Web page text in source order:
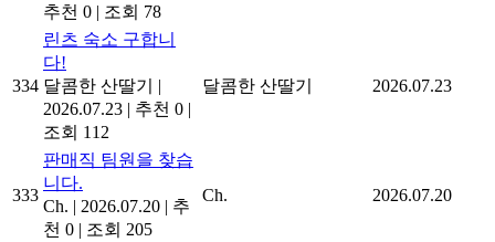
추천 0 | 조회 78
334
린츠 숙소 구합니
다!
달콤한 산딸기
|
2026.07.23 | 추천 0 |
조회 112
달콤한 산딸기 2026.07.23
333
판매직 팀원을 찾습
니다.
Ch. | 2026.07.20 | 추
천 0 | 조회 205
Ch. 2026.07.20